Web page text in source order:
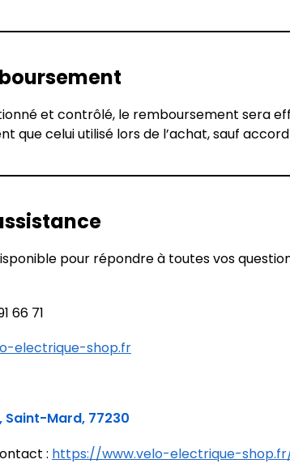
et contrôlé, le remboursement sera
que celui utilisé lors de l’achat, sauf
pour répondre à toutes vos
66 71
electrique-shop.fr
Saint-Mard, 77230
: https://www.velo-electrique-